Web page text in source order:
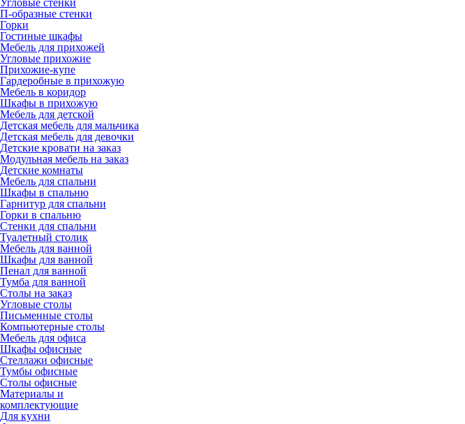
Угловые стенки
П-образные стенки
Горки
Гостиные шкафы
Мебель для прихожей
Угловые прихожие
Прихожие-купе
Гардеробные в прихожую
Мебель в коридор
Шкафы в прихожую
Мебель для детской
Детская мебель для мальчика
Детская мебель для девочки
Детские кровати на заказ
Модульная мебель на заказ
Детские комнаты
Мебель для спальни
Шкафы в спальню
Гарнитур для спальни
Горки в спальню
Стенки для спальни
Туалетный столик
Мебель для ванной
Шкафы для ванной
Пенал для ванной
Тумба для ванной
Столы на заказ
Угловые столы
Письменные столы
Компьютерные столы
Мебель для офиса
Шкафы офисные
Стеллажи офисные
Тумбы офисные
Столы офисные
Материалы и
комплектующие
Для кухни